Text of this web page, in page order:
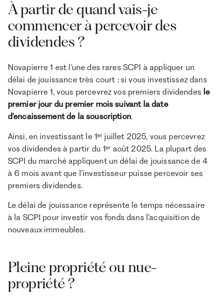
À partir de quand vais-je
commencer à percevoir des
dividendes ?
Novapierre 1 est l’une des rares SCPI à appliquer un
délai de jouissance très court : si vous investissez dans
Novapierre 1, vous percevrez vos premiers dividendes le
premier jour du premier mois suivant la date
d’encaissement de la souscription.
Ainsi, en investissant le 1ᵉʳ juillet 2025, vous percevrez
vos dividendes à partir du 1ᵉʳ août 2025. La plupart des
SCPI du marché appliquent un délai de jouissance de 4
à 6 mois avant que l’investisseur puisse percevoir ses
premiers dividendes.
Le délai de jouissance représente le temps nécessaire
à la SCPI pour investir vos fonds dans l’acquisition de
nouveaux immeubles.
Pleine propriété ou nue-
propriété ?